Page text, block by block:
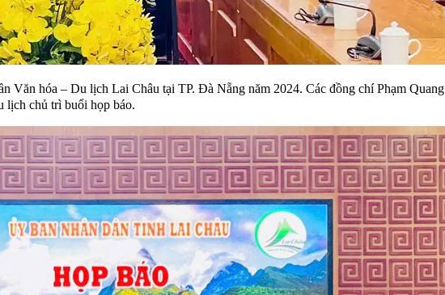
Văn hóa – Du lịch Lai Châu tại TP. Đà Nẵng năm 2024. Các đồng chí Phạm
lịch chủ trì buổi họp báo.